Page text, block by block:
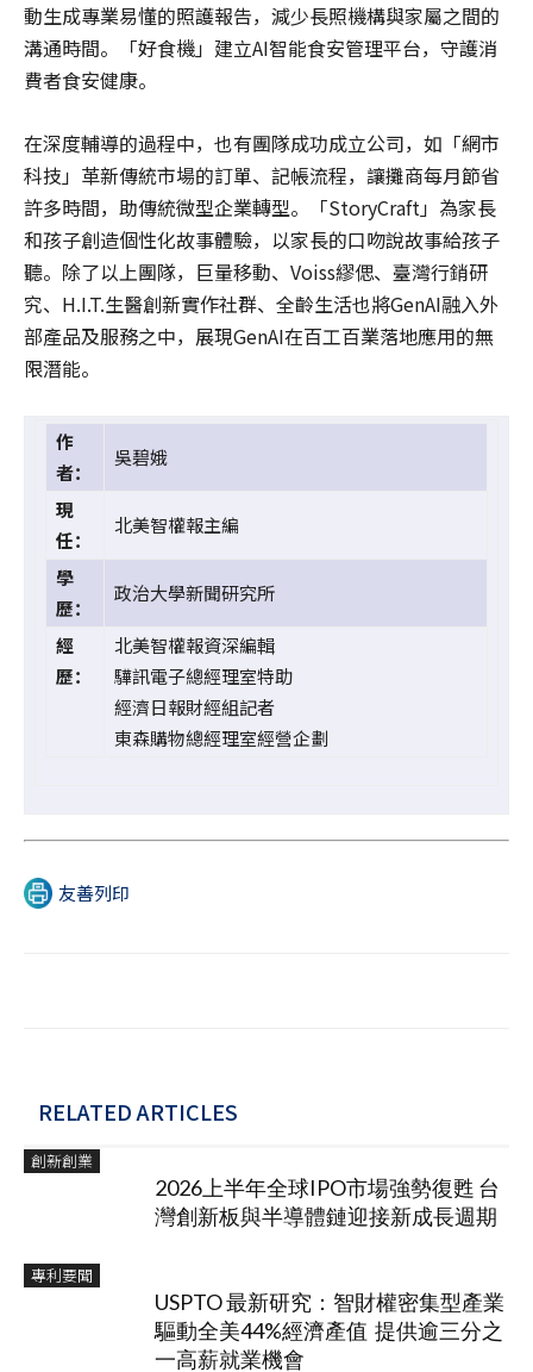
動生成專業易懂的照護報告，減少長照機構與家屬之間的
溝通時間。「好食機」建立AI智能食安管理平台，守護消
費者食安健康。
在深度輔導的過程中，也有團隊成功成立公司，如「網市
科技」革新傳統市場的訂單、記帳流程，讓攤商每月節省
許多時間，助傳統微型企業轉型。「StoryCraft」為家長
和孩子創造個性化故事體驗，以家長的口吻說故事給孩子
聽。除了以上團隊，巨量移動、Voiss繆偲、臺灣行銷研
究、H.I.T.生醫創新實作社群、全齡生活也將GenAI融入外
部產品及服務之中，展現GenAI在百工百業落地應用的無
限潛能。
作
者：
吳碧娥
現
任：
北美智權報主編
學
歷：
政治大學新聞研究所
經
歷：
北美智權報資深編輯
驊訊電子總經理室特助
經濟日報財經組記者
東森購物總經理室經營企劃
友善列印
RELATED ARTICLES
創新創業
2026上半年全球IPO市場強勢復甦 台
灣創新板與半導體鏈迎接新成長週期
專利要聞
USPTO 最新研究：智財權密集型產業
驅動全美44%經濟產值 提供逾三分之
一高薪就業機會